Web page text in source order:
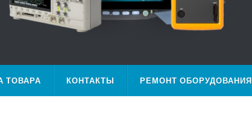
ТОВАРА КОНТАКТЫ РЕМОНТ ОБОРУДОВАНИЯ